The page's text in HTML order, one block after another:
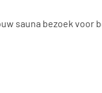
sauna bezoek voor